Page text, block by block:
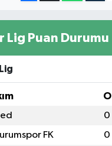
Lig Puan Durumu
O
0
FK 0